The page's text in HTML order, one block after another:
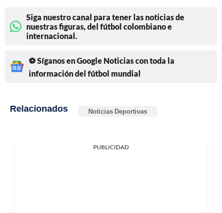
Siga nuestro canal para tener las noticias de
nuestras figuras, del fútbol colombiano e
internacional.
⚽ Síganos en Google Noticias con toda la
información del fútbol mundial
Relacionados Noticias Deportivas
PUBLICIDAD